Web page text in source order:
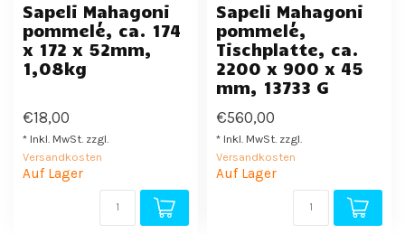
Sapeli Mahagoni
pommelé, ca. 174
x 172 x 52mm,
1,08kg
€18,00
* Inkl. MwSt. zzgl.
Versandkosten
Auf Lager
Sapeli Mahagoni
pommelé,
Tischplatte, ca.
2200 x 900 x 45
mm, 13733 G
€560,00
* Inkl. MwSt. zzgl.
Versandkosten
Auf Lager